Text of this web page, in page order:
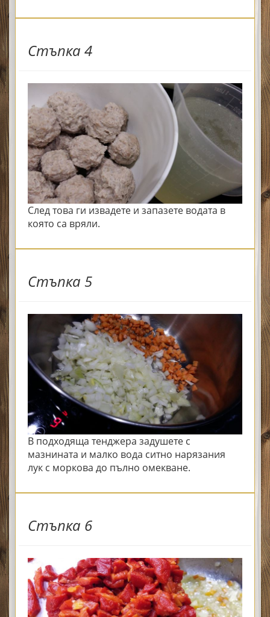
Стъпка 4
След това ги извадете и запазете водата в
която са вряли.
Стъпка 5
В подходяща тенджера задушете с
мазнината и малко вода ситно нарязания
лук с моркова до пълно омекване.
Стъпка 6